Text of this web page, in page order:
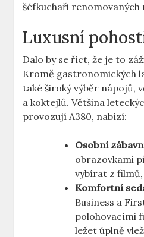
šéfkuchaři
Luxusní
Dalo by​ se říct,⁤ že⁣ je to
Kromě gastronomických
také široký⁣ výběr nápojů,
a koktejlů. Většina
provozují A380, nabízí:
Osobní
obrazovkami
vybírat z filmů,
Komfortní
Business a
polohovacími
ležet úplně